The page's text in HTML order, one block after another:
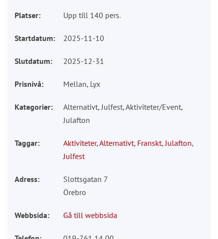
Platser: Upp till 140 pers.
Startdatum: 2025-11-10
Slutdatum: 2025-12-31
Prisnivå: Mellan, Lyx
Kategorier:
Alternativt, Julfest, Aktiviteter/Event,
Julafton
Taggar: Aktiviteter,Alternativt, Franskt, Julafton,
Julfest
Adress:
Slottsgatan 7
Örebro
Webbsida: Gå till webbsida